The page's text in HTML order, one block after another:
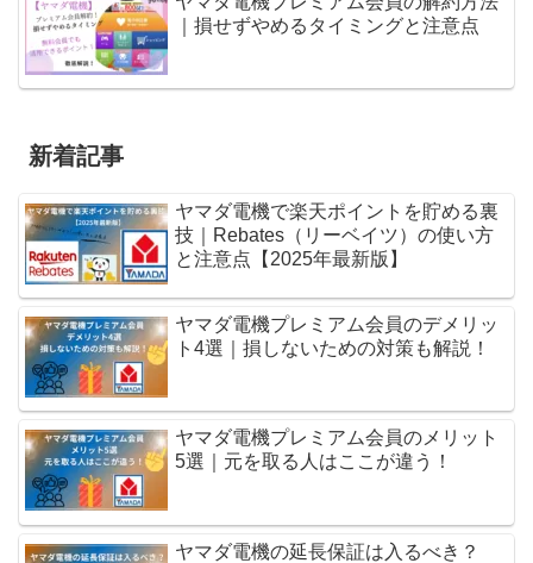
｜損せずやめるタイミングと注意点
新着記事
ヤマダ電機で楽天ポイントを貯める裏
技｜Rebates（リーベイツ）の使い方
と注意点【2025年最新版】
ヤマダ電機プレミアム会員のデメリッ
ト4選｜損しないための対策も解説！
ヤマダ電機プレミアム会員のメリット
5選｜元を取る人はここが違う！
ヤマダ電機の延長保証は入るべき？